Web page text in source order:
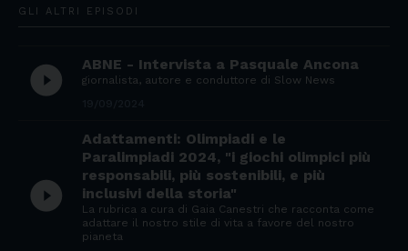
GLI ALTRI EPISODI
play_circle_filled ABNE - Intervista a Pasquale Ancona
giornalista, autore e conduttore di Slow News
play_circle_filled
Adattamenti: Olimpiadi e le
Paralimpiadi 2024, "i giochi olimpici più
responsabili, più sostenibili, e più
inclusivi della storia"
La rubrica a cura di Gaia Canestri che racconta come
adattare il nostro stile di vita a favore del nostro
pianeta